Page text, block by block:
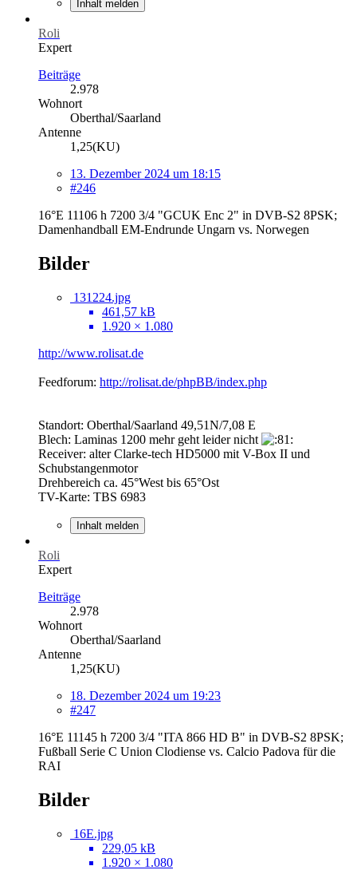
Inhalt melden
Roli
Expert
Beiträge
2.978
Wohnort
Oberthal/Saarland
Antenne
1,25(KU)
13. Dezember 2024 um 18:15
#246
16°E 11106 h 7200 3/4 "GCUK Enc 2" in DVB-S2 8PSK;
Damenhandball EM-Endrunde Ungarn vs. Norwegen
Bilder
131224.jpg
461,57 kB
1.920 × 1.080
http://www.rolisat.de
Feedforum: http://rolisat.de/phpBB/index.php
Standort: Oberthal/Saarland 49,51N/7,08 E
Blech: Laminas 1200 mehr geht leider nicht
Receiver: alter Clarke-tech HD5000 mit V-Box II und
Schubstangenmotor
Drehbereich ca. 45°West bis 65°Ost
TV-Karte: TBS 6983
Inhalt melden
Roli
Expert
Beiträge
2.978
Wohnort
Oberthal/Saarland
Antenne
1,25(KU)
18. Dezember 2024 um 19:23
#247
16°E 11145 h 7200 3/4 "ITA 866 HD B" in DVB-S2 8PSK;
Fußball Serie C Union Clodiense vs. Calcio Padova für die
RAI
Bilder
16E.jpg
229,05 kB
1.920 × 1.080